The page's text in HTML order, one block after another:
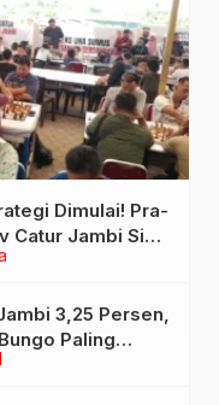
Dimulai! Pra-
Catur Jambi Siap
Libatkan 72 Atlet
3,25 Persen,
Paling
4,21 Persen